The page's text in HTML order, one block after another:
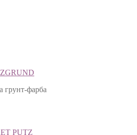
грунт-фарба
PUTZ